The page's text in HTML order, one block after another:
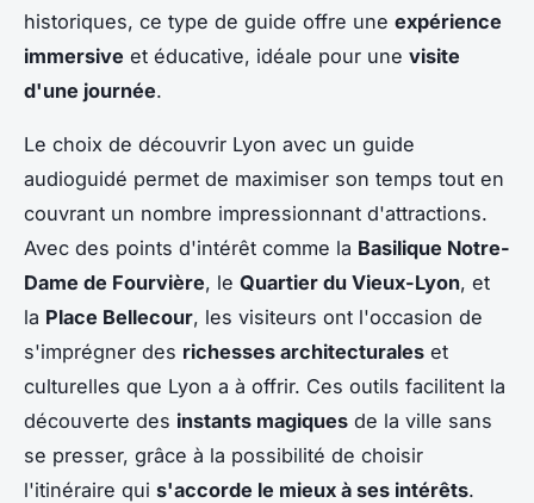
historiques, ce type de guide offre une expérience
immersive et éducative, idéale pour une visite
d'une journée.
Le choix de découvrir Lyon avec un guide
audioguidé permet de maximiser son temps tout en
couvrant un nombre impressionnant d'attractions.
Avec des points d'intérêt comme la Basilique Notre-
Dame de Fourvière, le Quartier du Vieux-Lyon, et
la Place Bellecour, les visiteurs ont l'occasion de
s'imprégner des richesses architecturales et
culturelles que Lyon a à offrir. Ces outils facilitent la
découverte des instants magiques de la ville sans
se presser, grâce à la possibilité de choisir
l'itinéraire qui s'accorde le mieux à ses intérêts.